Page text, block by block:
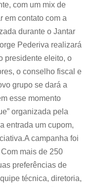
com um mix de
em contato com a
durante o Jantar
Pederiva realizará
presidente eleito, o
o conselho fiscal e
grupo se dará a
esse momento
organizada pela
entrada um cupom,
campanha foi
mais de 250
preferências de
técnica, diretoria,